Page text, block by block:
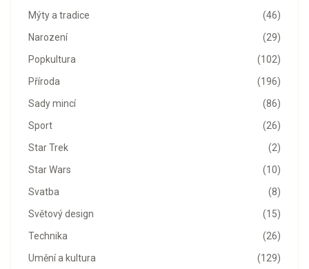
(46)
Mýty a tradice
(29)
Narození
(102)
Popkultura
(196)
Příroda
(86)
Sady mincí
(26)
Sport
(2)
Star Trek
(10)
Star Wars
(8)
Svatba
(15)
Světový design
(26)
Technika
(129)
Umění a kultura